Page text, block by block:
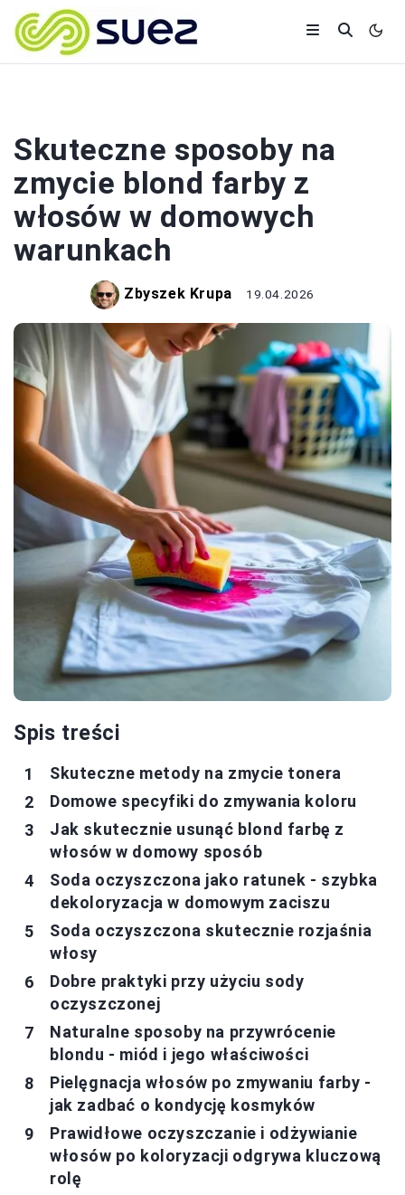
Skuteczne sposoby na
zmycie blond farby z
włosów w domowych
warunkach
Zbyszek Krupa 19.04.2026
Spis treści
Skuteczne metody na zmycie tonera
Domowe specyfiki do zmywania koloru
Jak skutecznie usunąć blond farbę z
włosów w domowy sposób
Soda oczyszczona jako ratunek - szybka
dekoloryzacja w domowym zaciszu
Soda oczyszczona skutecznie rozjaśnia
włosy
Dobre praktyki przy użyciu sody
oczyszczonej
Naturalne sposoby na przywrócenie
blondu - miód i jego właściwości
Pielęgnacja włosów po zmywaniu farby -
jak zadbać o kondycję kosmyków
Prawidłowe oczyszczanie i odżywianie
włosów po koloryzacji odgrywa kluczową
rolę